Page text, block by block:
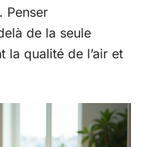
Penser
de la seule
la qualité de l’air et